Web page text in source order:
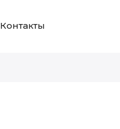
Контакты